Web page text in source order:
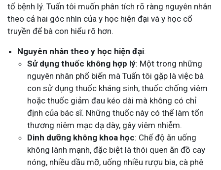
tố bệnh lý. Tuấn tôi muốn phân tích rõ ràng nguyên nhân
theo cả hai góc nhìn của y học hiện đại và y học cổ
truyền để bà con hiểu rõ hơn.
Nguyên nhân theo y học hiện đại:
Sử dụng thuốc không hợp lý: Một trong những
nguyên nhân phổ biến mà Tuấn tôi gặp là việc bà
con sử dụng thuốc kháng sinh, thuốc chống viêm
hoặc thuốc giảm đau kéo dài mà không có chỉ
định của bác sĩ. Những thuốc này có thể làm tổn
thương niêm mạc dạ dày, gây viêm nhiễm.
Dinh dưỡng không khoa học: Chế độ ăn uống
không lành mạnh, đặc biệt là thói quen ăn đồ cay
nóng, nhiều dầu mỡ, uống nhiều rượu bia, cà phê